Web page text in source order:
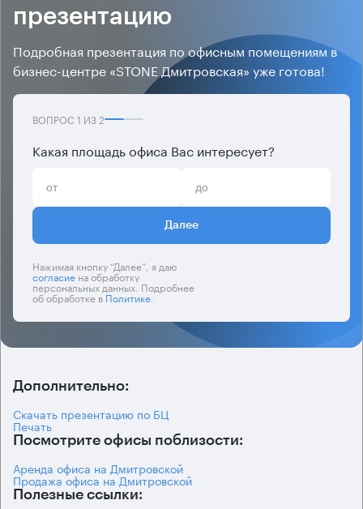
презентацию
Подробная презентация по офисным помещениям в
бизнес-центре «STONE Дмитровская» уже готова!
ВОПРОС 1 ИЗ2
Какая площадь офиса Вас интересует?
Далее
Нажимая кнопку “Далее”, я даю
согласиена обработку
персональных данных. Подробнее
об обработке вПолитике.
Дополнительно:
Скачать презентацию по БЦ
Печать
Посмотрите офисы поблизости:
Аренда офиса на Дмитровской
Продажа офиса на Дмитровской
Полезные ссылки: